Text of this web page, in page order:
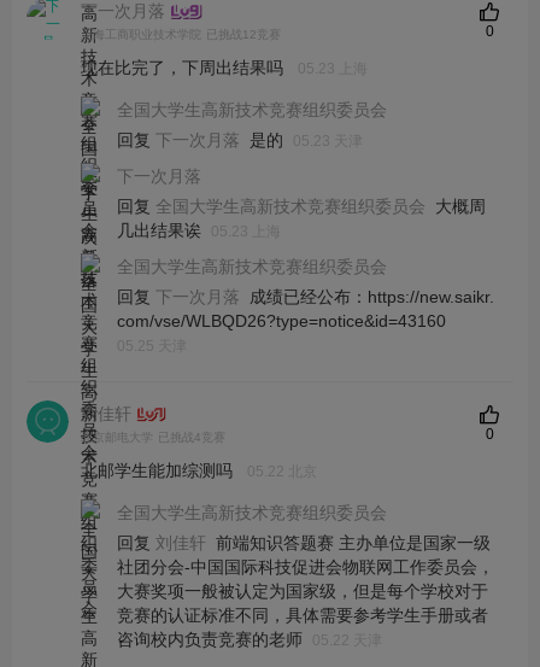
下一次月落
上海工商职业技术学院 已挑战12竞赛
05.23 上海
0
全国大学生高新技术竞赛组织委员会
回复 下一次月落 是的 05.23 天津
下一次月落
回复 全国大学生高新技术竞赛组织委员会
大概周
几出结果诶
05.23 上海
全国大学生高新技术竞赛组织委员会
回复 下一次月落
成绩已经公布：https://new.saikr.
com/vse/WLBQD26?type=notice&id=43160
05.25 天津
刘佳轩
北京邮电大学 已挑战4竞赛
05.22 北京
0
全国大学生高新技术竞赛组织委员会
回复 刘佳轩 前端知识答题赛 主办单位是国家一级
社团分会-中国国际科技促进会物联网工作委员会，
大赛奖项一般被认定为国家级，但是每个学校对于
竞赛的认证标准不同，具体需要参考学生手册或者
咨询校内负责竞赛的老师
05.22 天津